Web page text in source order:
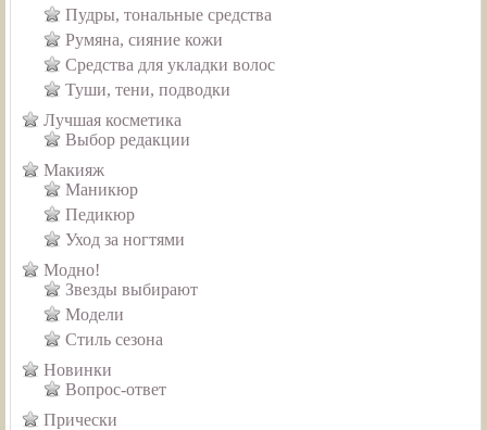
Пудры, тональные средства
Румяна, сияние кожи
Средства для укладки волос
Туши, тени, подводки
Лучшая косметика
Выбор редакции
Макияж
Маникюр
Педикюр
Уход за ногтями
Модно!
Звезды выбирают
Модели
Стиль сезона
Новинки
Вопрос-ответ
Прически